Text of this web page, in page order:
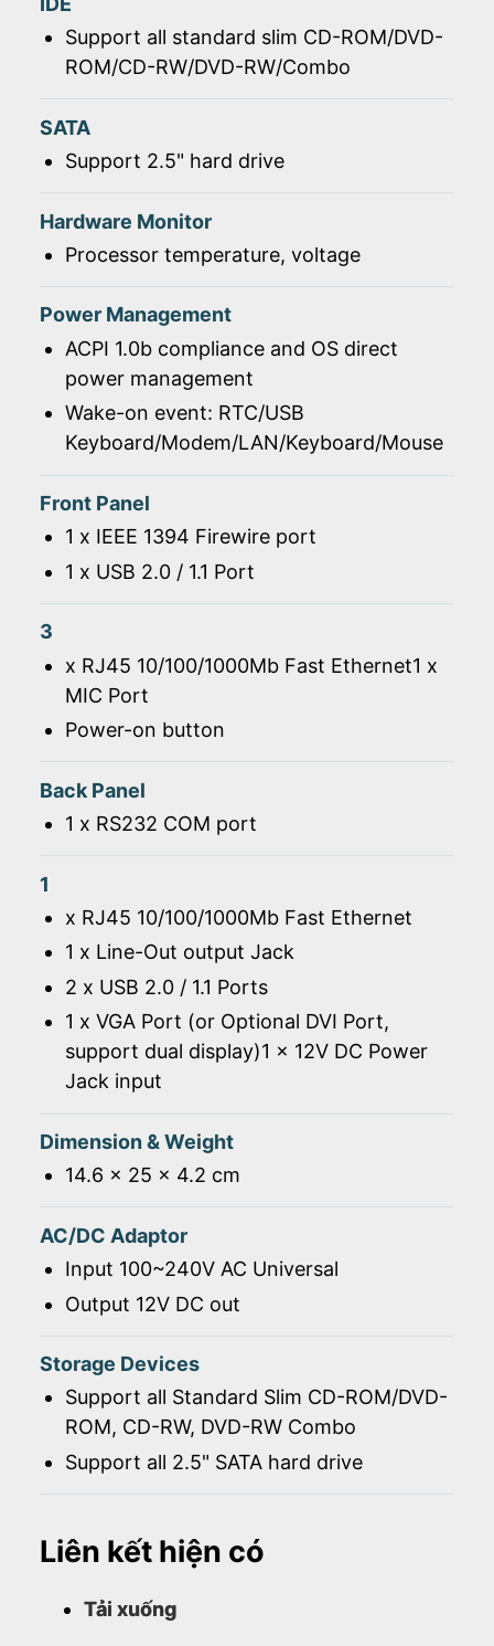
Support all standard slim CD-ROM/DVD-
ROM/CD-RW/DVD-RW/Combo
SATA
Support 2.5" hard drive
Hardware Monitor
Processor temperature, voltage
Power Management
ACPI 1.0b compliance and OS direct
power management
Wake-on event: RTC/USB
Keyboard/Modem/LAN/Keyboard/Mouse
Front Panel
1 x IEEE 1394 Firewire port
1 x USB 2.0 / 1.1 Port
3
x RJ45 10/100/1000Mb Fast Ethernet1 x
MIC Port
Power-on button
Back Panel
1 x RS232 COM port
1
x RJ45 10/100/1000Mb Fast Ethernet
1 x Line-Out output Jack
2 x USB 2.0 / 1.1 Ports
1 x VGA Port (or Optional DVI Port,
support dual display)1 x 12V DC Power
Jack input
Dimension & Weight
14.6 x 25 x 4.2 cm
AC/DC Adaptor
Input 100~240V AC Universal
Output 12V DC out
Storage Devices
Support all Standard Slim CD-ROM/DVD-
ROM, CD-RW, DVD-RW Combo
Support all 2.5" SATA hard drive
Liên kết hiện có
Tải xuống